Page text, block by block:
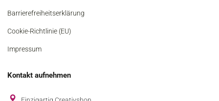
Barrierefreiheitserklärung
Cookie-Richtlinie (EU)
Impressum
Kontakt aufnehmen